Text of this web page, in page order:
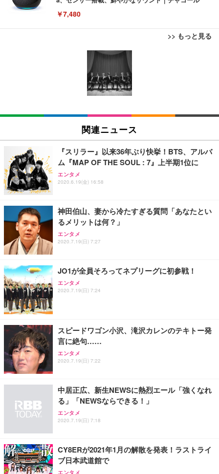
￥7,480
>> もっと見る
[EdoErgo] オフィスチェア 椅子 テレワーク 疲れな
い 跳ね上げ式アームレスト コンパクト 約105度ロッ
キング pc 事務椅子 360度回転 座面昇降 強化ナイロ
ン樹脂ベース 通気性メッシュ 在宅ワーク H-WY01
(黒網+黒枠+黒足)
SIHOO B100 オフィスチェア／デスクチェア メッシ
ュチェア 人間工学 疲れない ブラック
￥27,999
Sezlife オフィスチェア デスクチェア 疲れない テレ
ワーク チェア 強化バックレスト 30度ロッキング機
能 人間工学 椅子 腰サポート 90度跳ね上げ式アーム
務用 おしゃれ パソコンチェア (ブラック)
Sezlife オフィスチェア デスクチェア 疲れない テレ
ワーク チェア 強化バックレスト 30度ロッキング機
能 人間工学 椅子 腰サポート 90度跳ね上げ式アーム
務用 おしゃれ パソコンチェア (ホワイト)
ANDWINT オフィスチェア デスクチェア 肘なし メ
ッシュ 通気性 ランバーサポート付き 腰サポート ガ
EIZO ビジネス向けプレミアムモニター | FlexScan
EV3240X-WT | 31.5型4K UHD・USB Type-C・ホワ
￥105,595
EIZO ビジネス向けプレミアムモニター | FlexScan
￥109,572
【純正品】27"ゲーミングモニター DualSense 充電
フック付き（CFI-ZDM1J）
【整備済み品】Dell E2724HS 27インチ 液晶モニタ
ー フルHD（1920×1080）VA 非光沢 HDMI/DisplayP
ort/VGA スピーカー内蔵 高さ調整 スイベル VESA対
【MiniLED/24.5inch/280Hz/FHD】GRAPHT THE S
HOOTER Gaming Monitor 24” Essential ゲーミン
Amazonベーシック ペットシーツ 薄型 レギュラー 1
回使い捨て 無香料 ホワイト 300枚
Amazonベーシック ペットシーツ 厚型 ワイド 42枚
x2袋(84枚) ホワイト(吸収面:ライトブルー)
￥3,234
ネオ・ルーライフ ネオ・オムツ L 中型犬用 26枚入
り 単品
Smart Basic(スマートベーシック) 【Amazon.co.jp
限定】 Smart Basic アイリスオーヤマ ペットシーツ
超厚型 お徳用 ワイド 100枚入 (x 1) (ケース販売)
アイリスオーヤマ ペットシーツ 超厚型 お徳用 レギ
関連ニュース
『スリラー』以来36年ぶり快挙！BTS、アルバ
ム『MAP OF THE SOUL : 7』上半期1位に
エンタメ
2020.6.19(金) 16:58
神田伯山、妻から冷たすぎる質問「あなたとい
るメリットは何？」
エンタメ
2020.7.19(日) 7:27
JO1が全員そろってネプリーグに初参戦！
エンタメ
2020.7.19(日) 7:24
スピードワゴン小沢、滝沢カレンのテキトー発
言に絶句……
エンタメ
2020.7.19(日) 7:22
中居正広、新生NEWSに熱烈エール「強くなれ
る」「NEWSならできる！」
エンタメ
2020.7.19(日) 7:18
CY8ERが2021年1月の解散を発表！ラストライ
ブ日本武道館で
エンタメ